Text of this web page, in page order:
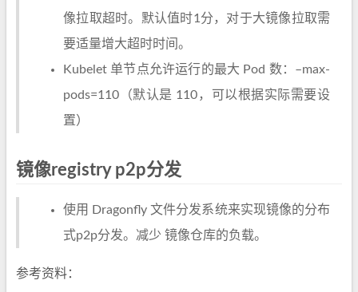
像拉取超时。默认值时1分，对于大镜像拉取需
要适量增大超时时间。
Kubelet 单节点允许运行的最大 Pod 数：–max-
pods=110（默认是 110，可以根据实际需要设
置）
镜像registry p2p分发
使用 Dragonfly 文件分发系统来实现镜像的分布
式p2p分发。减少 镜像仓库的负载。
参考资料：